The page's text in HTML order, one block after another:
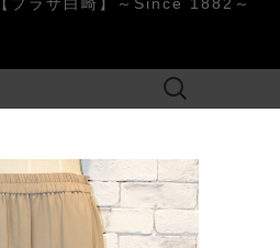
検
索: